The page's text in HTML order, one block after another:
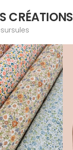
CRÉATIONS